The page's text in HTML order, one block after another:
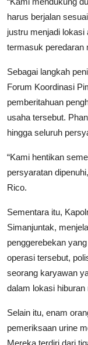
harus berjalan
justru menjadi
termasuk peredaran
Sebagai langkah
Forum Koordinasi
pemberitahuan
usaha tersebut.
hingga seluruh
“Kami hentikan
persyaratan
Rico.
Sementara itu,
Simanjuntak,
penggerebekan
operasi tersebut,
seorang karyawan
dalam lokasi
Selain itu, enam
pemeriksaan urine
Mereka terdiri dari